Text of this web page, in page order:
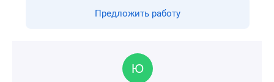
Предложить работу